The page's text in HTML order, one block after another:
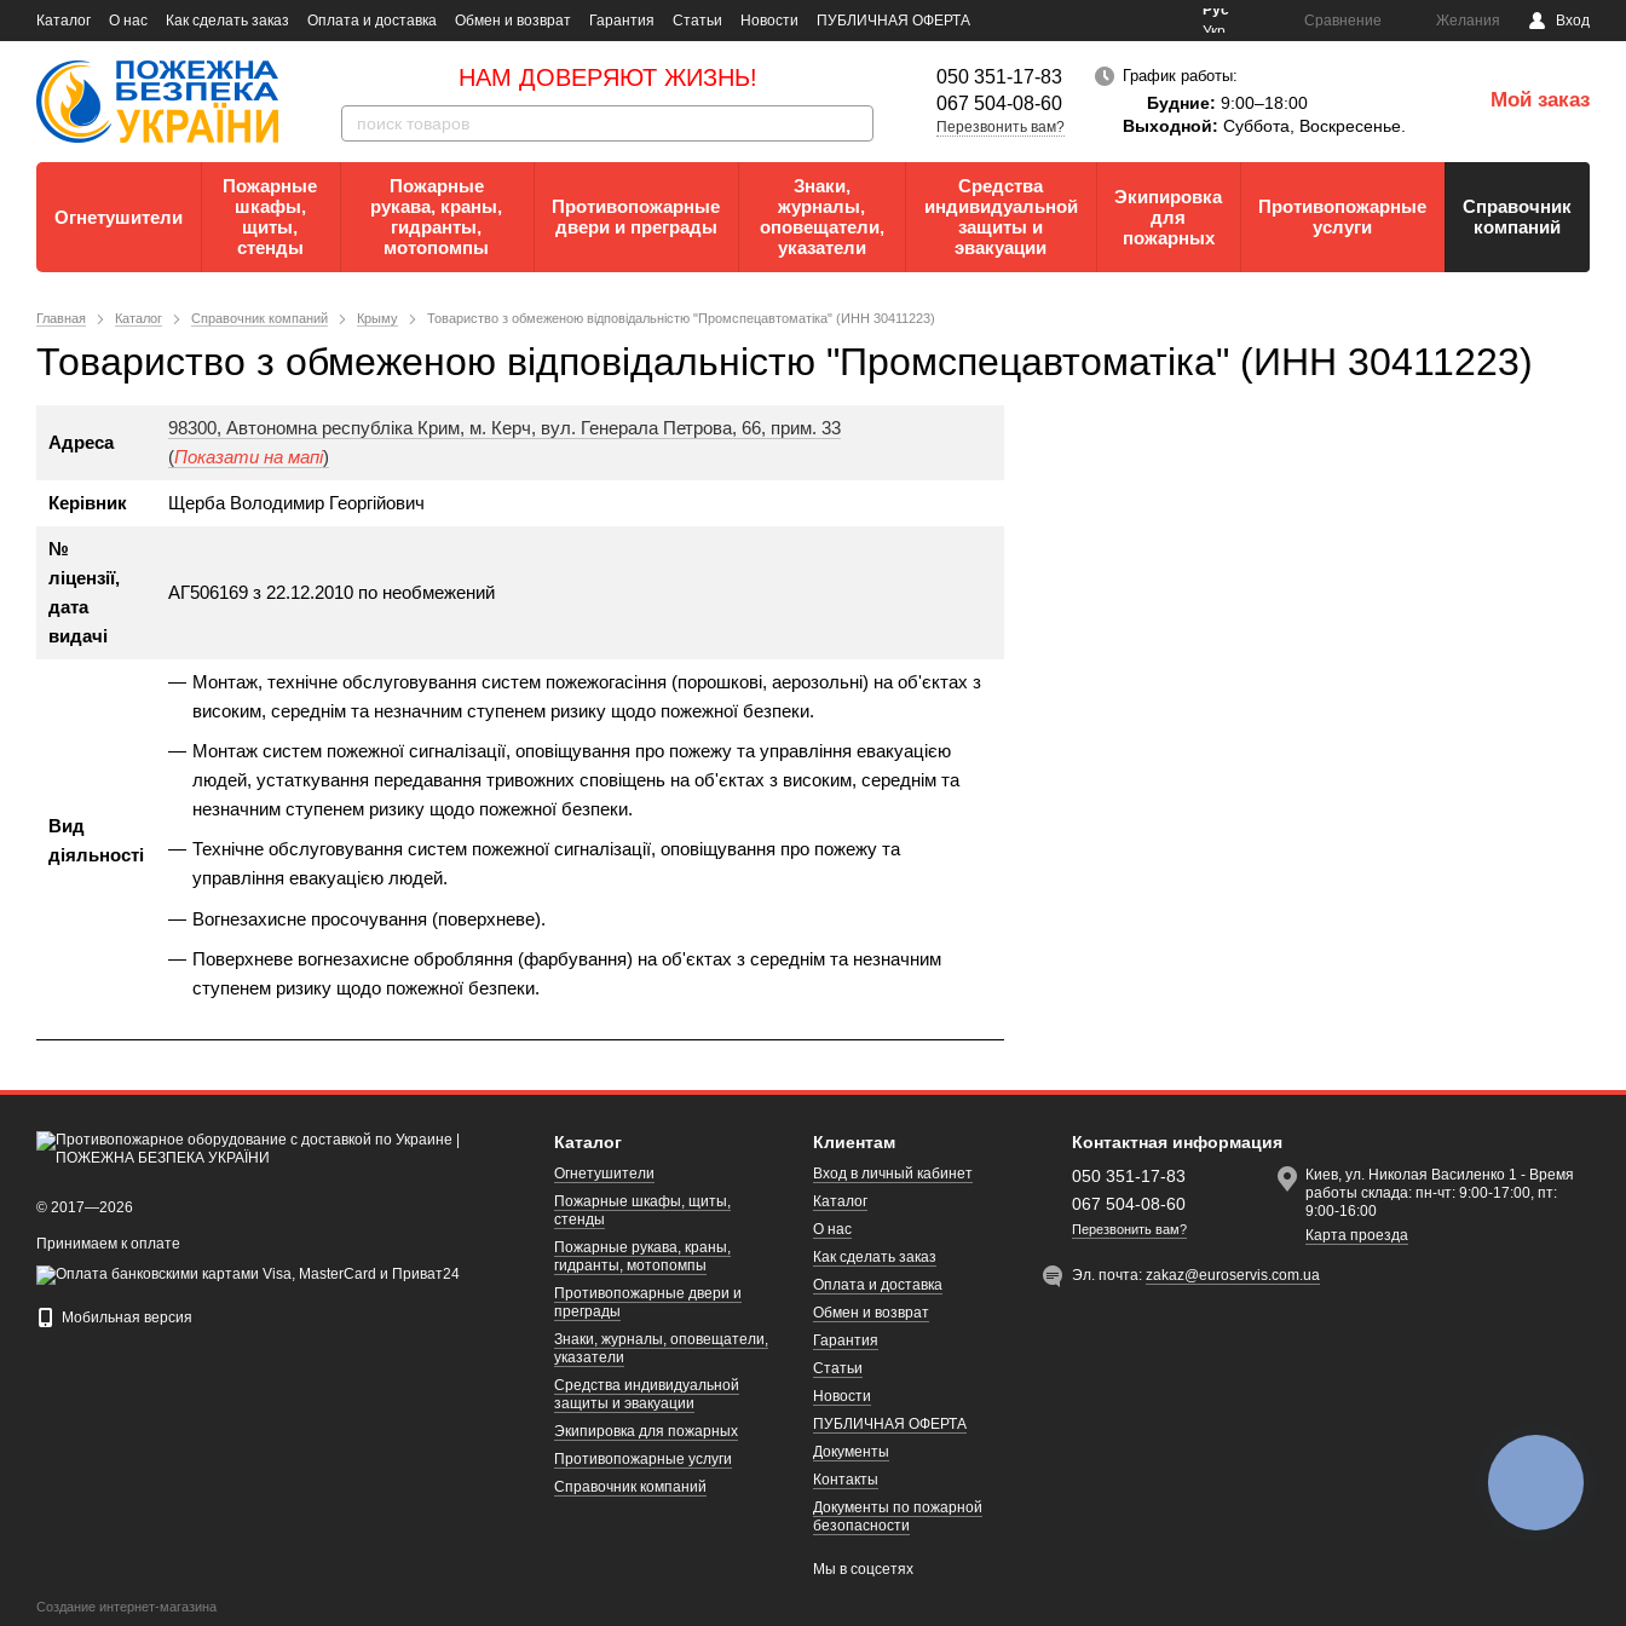
Каталог О нас Как сделать заказ Оплата и доставка Обмен и возврат Гарантия Статьи Новости
ПУБЛИЧНАЯ ОФЕРТА
Документы
Контакты Документы по пожарной безопасности
Рус
Укр
Сравнение Желания Вход
НАМ ДОВЕРЯЮТ ЖИЗНЬ!
050 351-17-83
067 504-08-60
Перезвонить вам?
График работы:
Будние: 9:00–18:00
Выходной: Суббота, Воскресенье.
Мой заказ
Огнетушители
Пожарные
шкафы,
щиты,
стенды
Пожарные
рукава, краны,
гидранты,
мотопомпы
Противопожарные
двери и преграды
Знаки,
журналы,
оповещатели,
указатели
Средства
индивидуальной
защиты и
эвакуации
Экипировка
для
пожарных
Противопожарные
услуги
Справочник
компаний
Главная Каталог Справочник компаний Крыму Товариство з обмеженою відповідальністю "Промспецавтоматіка" (ИНН 30411223)
Товариство з обмеженою відповідальністю "Промспецавтоматіка" (ИНН 30411223)
Адреса
98300, Автономна республіка Крим, м. Керч, вул. Генерала Петрова, 66, прим. 33
(Показати на мапі)
Керівник Щерба Володимир Георгійович
№
ліцензії,
дата
видачі
АГ506169 з 22.12.2010 по необмежений
Вид
діяльності
Монтаж, технічне обслуговування систем пожежогасіння (порошкові, аерозольні) на об'єктах з
високим, середнім та незначним ступенем ризику щодо пожежної безпеки.
Монтаж систем пожежної сигналізації, оповіщування про пожежу та управління евакуацією
людей, устаткування передавання тривожних сповіщень на об'єктах з високим, середнім та
незначним ступенем ризику щодо пожежної безпеки.
Технічне обслуговування систем пожежної сигналізації, оповіщування про пожежу та
управління евакуацією людей.
Вогнезахисне просочування (поверхневе).
Поверхневе вогнезахисне обробляння (фарбування) на об'єктах з середнім та незначним
ступенем ризику щодо пожежної безпеки.
© 2017—2026
Принимаем к оплате
Мобильная версия
Каталог
Огнетушители
Пожарные шкафы, щиты,
стенды
Пожарные рукава, краны,
гидранты, мотопомпы
Противопожарные двери и
преграды
Знаки, журналы, оповещатели,
указатели
Средства индивидуальной
защиты и эвакуации
Экипировка для пожарных
Противопожарные услуги
Справочник компаний
Клиентам
Вход в личный кабинет
Каталог
О нас
Как сделать заказ
Оплата и доставка
Обмен и возврат
Гарантия
Статьи
Новости
ПУБЛИЧНАЯ ОФЕРТА
Документы
Контакты
Документы по пожарной
безопасности
Мы в соцсетях
Контактная информация
050 351-17-83
067 504-08-60
Перезвонить вам?
Киев, ул. Николая Василенко 1 - Время
работы склада: пн-чт: 9:00-17:00, пт:
9:00-16:00
Карта проезда
Эл. почта:zakaz@euroservis.com.ua
Создание интернет-магазина